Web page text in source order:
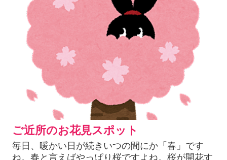
ご近所のお花見スポット
毎日、暖かい日が続きいつの間にか「春」です
ね。春と言えばやっぱり桜ですよね。桜が開花す